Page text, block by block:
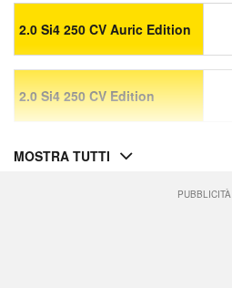
2.0 Si4 250 CV Auric Edition
2.0 Si4 250 CV Edition
MOSTRA TUTTI
PUBBLICITÀ